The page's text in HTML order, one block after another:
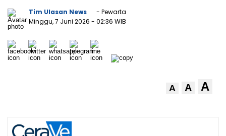
Tim Ulasan News
- Pewarta
Minggu, 7 Juni 2026 - 02:36 WIB
A A A